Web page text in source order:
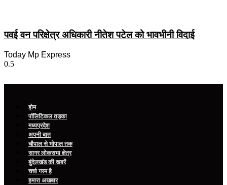
पवई वन परिक्षेत्र अधिकारी नीतेश पटेल को भावभीनी विदाई
Today Mp Express
होम
पॉलिटिकल तड़का
मध्यप्रदेश
अपनी बात
चौपाल से भोपाल तक
सागर लोकसभा क्षेत्र
बुंदेलखंड की खबरें
चर्चा गरम है
हमारा अखबार